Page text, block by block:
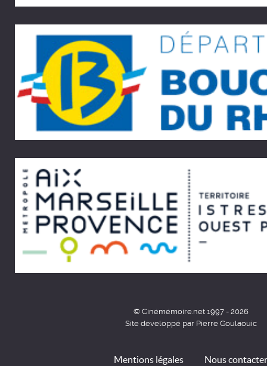
© Cinémémoire.net 1997 - 2026
Site développé par Pierre Goulaouic
Mentions légales Nous contacter